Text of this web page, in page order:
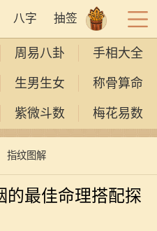
八字 抽签
周易八卦 手相大全
生男生女 称骨算命
紫微斗数 梅花易数
指纹图解
的最佳命理搭配探